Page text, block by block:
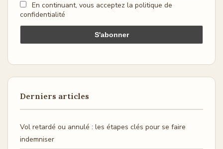
En continuant, vous acceptez la politique de
confidentialité
Derniers articles
Vol retardé ou annulé : les étapes clés pour se faire
indemniser